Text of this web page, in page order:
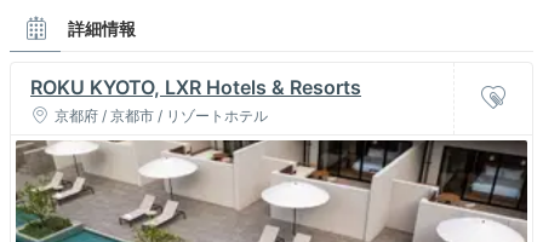
詳細情報
ROKU KYOTO, LXR Hotels & Resorts
京都府 / 京都市 / リゾートホテル